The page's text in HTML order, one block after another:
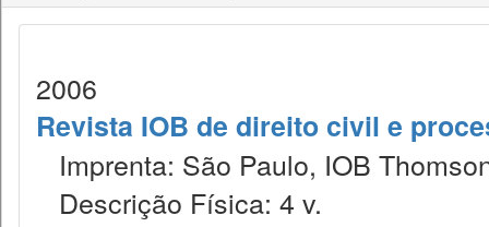
2006
Revista IOB de direito civil e
Imprenta: São Paulo, IOB
Descrição Física: 4 v.